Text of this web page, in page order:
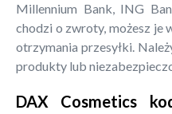
Millennium Bank, ING
chodzi o zwroty, możesz je
otrzymania przesyłki.
produkty lub
DAX Cosmetics